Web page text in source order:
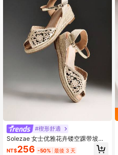
4.92 234K 追蹤者
#楔形舒適
Solezae 女士优雅花卉镂空踝带坡跟
草编鞋
NT$256 -50% 最後 3 天